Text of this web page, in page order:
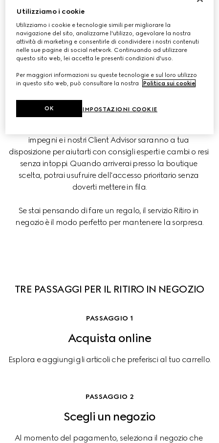
Il servizio Ritiro in negozio Gucci combina la facilità di
impegni e i nostri Client Advisor saranno a tua
disposizione per aiutarti con consigli esperti e cambi o resi
senza intoppi. Quando arriverai presso la boutique
scelta, potrai usufruire dell'accesso prioritario senza
doverti mettere in fila.
Se stai pensando di fare un regalo, il servizio Ritiro in
negozio è il modo perfetto per mantenere la sorpresa.
TRE PASSAGGI PER IL RITIRO IN NEGOZIO
PASSAGGIO 1
Acquista online
Esplora e aggiungi gli articoli che preferisci al tuo carrello.
PASSAGGIO 2
Scegli un negozio
Al momento del pagamento, seleziona il negozio che
Utilizziamo i cookie
Utilizziamo i cookie e tecnologie simili per migliorare la
navigazione del sito, analizzarne l'utilizzo, agevolare la nostra
attività di marketing e consentirle di condividere i nostri contenuti
nelle sue pagine di social network. Continuando ad utilizzare
questo sito web, lei accetta le presenti condizioni d'uso.
Per maggiori informazioni su queste tecnologie e sul loro utilizzo
in questo sito web, può consultare la nostra
Politica sui cookie.
IMPOSTAZIONI COOKIE
OK